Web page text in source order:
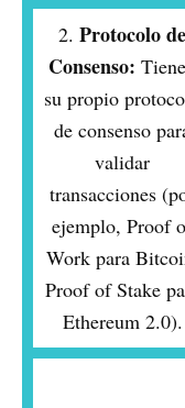
2. Protocolo de
Consenso:
su propio
de consenso
validar
transacciones
ejemplo, Proof
Work para
Proof of Stake
Ethereum 2.0).